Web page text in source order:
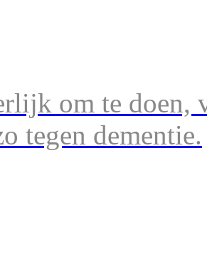
om te doen,
tegen dementie.